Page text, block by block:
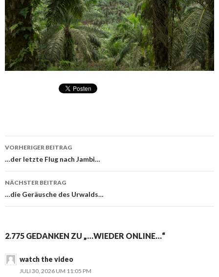
Beitragsnavigation
VORHERIGER BEITRAG
…der letzte Flug nach Jambi…
NÄCHSTER BEITRAG
…die Geräusche des Urwalds…
2.775 GEDANKEN ZU „…WIEDER ONLINE…“
watch the video
JULI 30, 2026 UM 11:05 PM